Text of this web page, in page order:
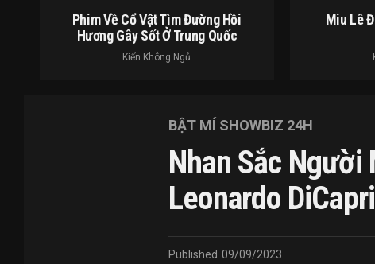
Phim Về Cổ Vật Tìm Đường Hồi
Hương Gây Sốt Ở Trung Quốc
Kiến Không Ngủ
Miu Lê
BẬT MÍ SHOWBIZ 24H
Nhan Sắc Người
Leonardo
Published 09/09/2023